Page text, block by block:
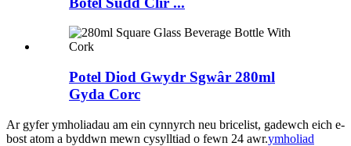
Potel Diod Gwydr Sgwâr 280ml
Gyda Corc
Ar gyfer ymholiadau am ein cynnyrch neu bricelist, gadewch eich e-
bost atom a byddwn mewn cysylltiad o fewn 24 awr.ymholiad